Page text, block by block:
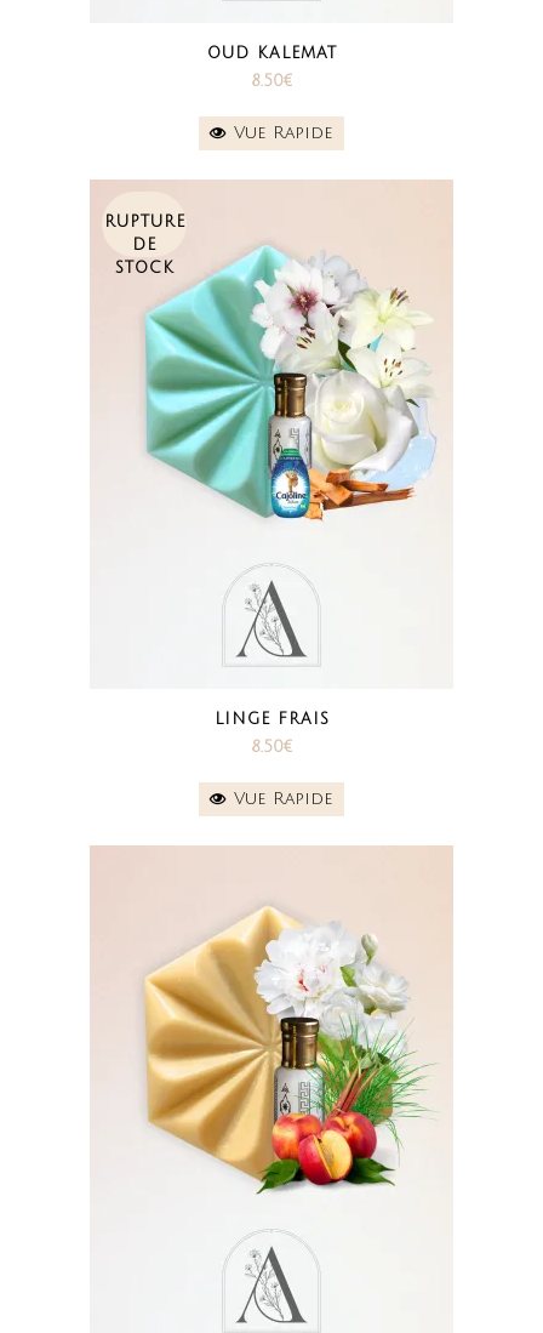
OUD KALEMAT
8.50€
Vue Rapide
RUPTURE
DE
STOCK
LINGE FRAIS
8.50€
Vue Rapide